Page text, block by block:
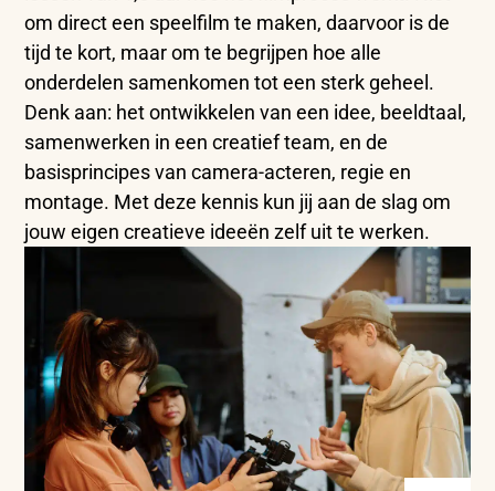
om direct een speelfilm te maken, daarvoor is de
tijd te kort, maar om te begrijpen hoe alle
onderdelen samenkomen tot een sterk geheel.
Denk aan: het ontwikkelen van een idee, beeldtaal,
samenwerken in een creatief team, en de
basisprincipes van camera-acteren, regie en
montage. Met deze kennis kun jij aan de slag om
jouw eigen creatieve ideeën zelf uit te werken.